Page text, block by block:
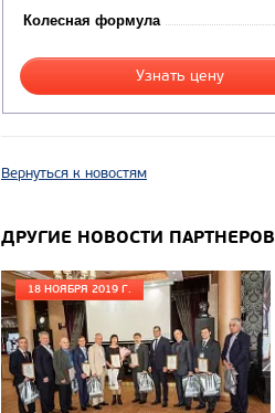
Колесная формула
Узнать цену
Вернуться к новостям
ДРУГИЕ НОВОСТИ ПАРТНЕРОВ
18 НОЯБРЯ 2019 Г.